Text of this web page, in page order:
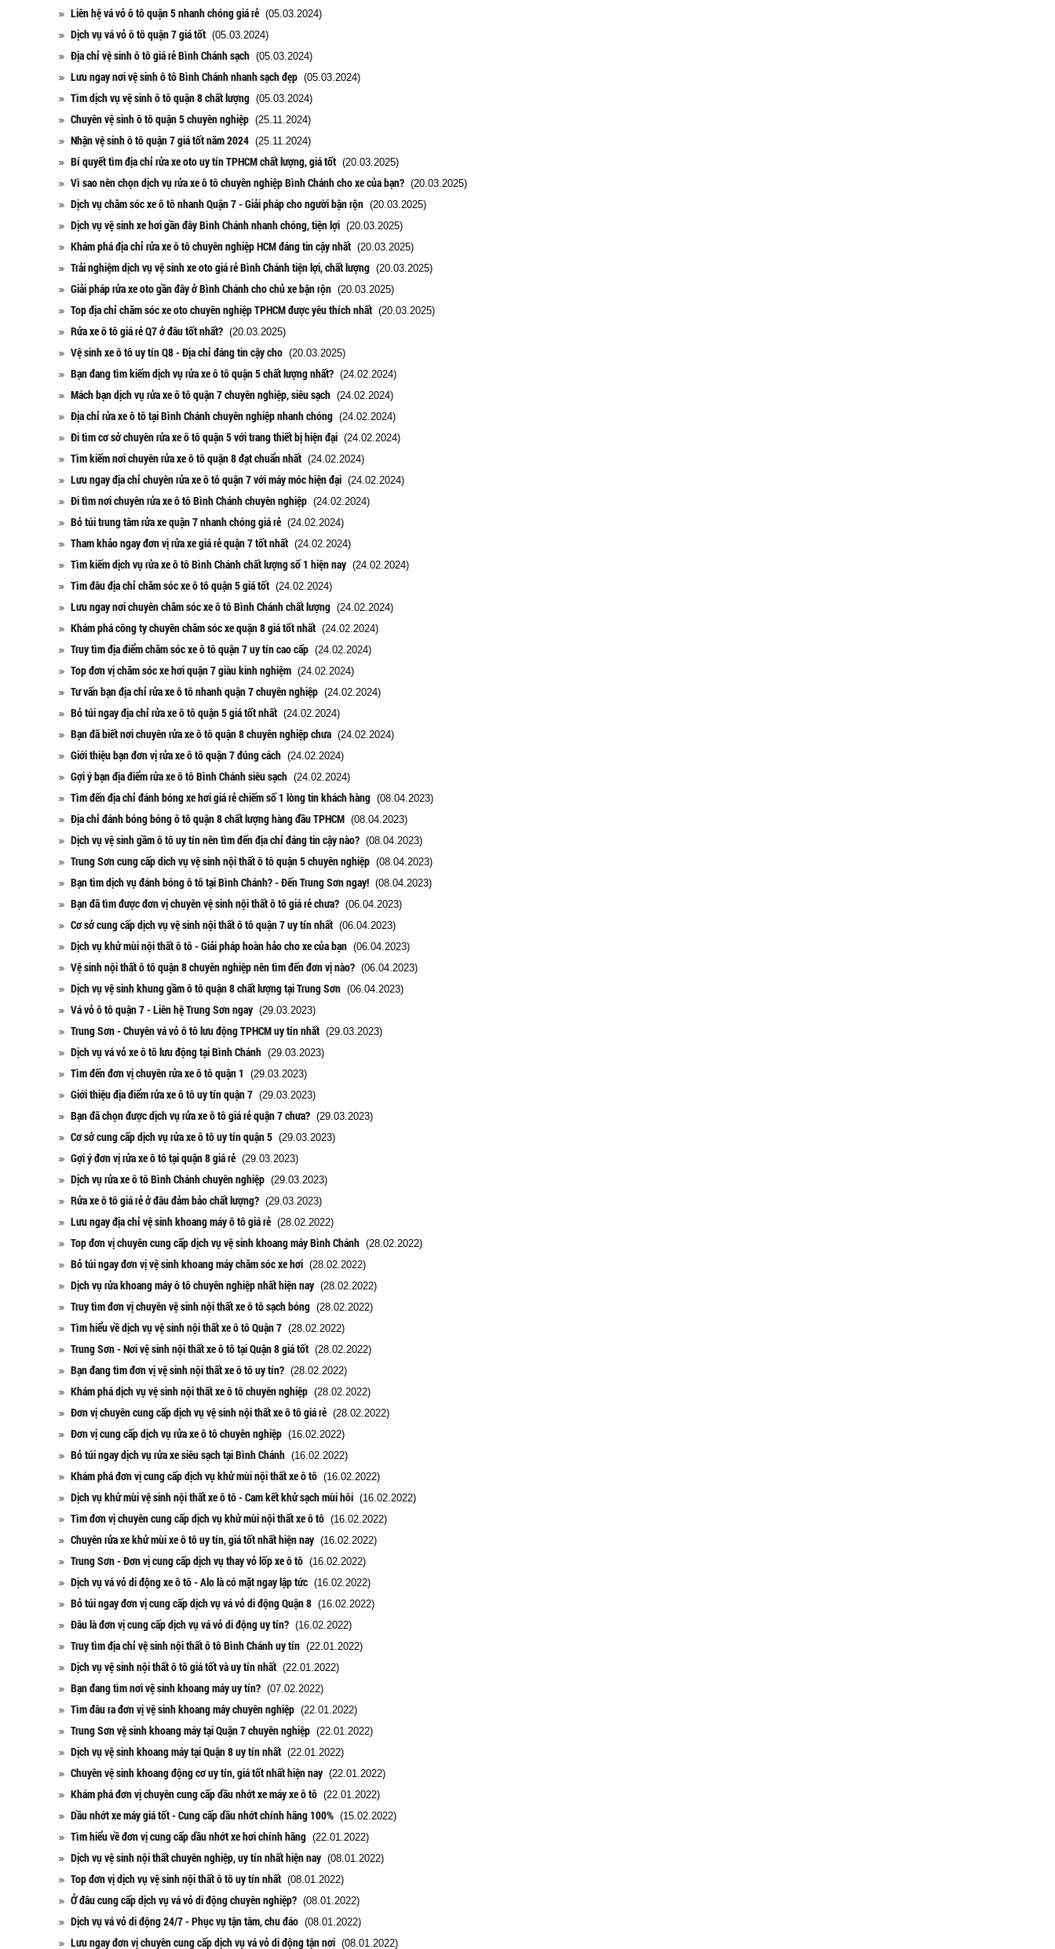
Liên hệ vá vỏ ô tô quận 5 nhanh chóng giá rẻ(05.03.2024)
Dịch vụ vá vỏ ô tô quận 7 giá tốt(05.03.2024)
Địa chỉ vệ sinh ô tô giá rẻ Bình Chánh sạch(05.03.2024)
Lưu ngay nơi vệ sinh ô tô Bình Chánh nhanh sạch đẹp(05.03.2024)
Tìm dịch vụ vệ sinh ô tô quận 8 chất lượng(05.03.2024)
Chuyên vệ sinh ô tô quận 5 chuyên nghiệp(25.11.2024)
Nhận vệ sinh ô tô quận 7 giá tốt năm 2024(25.11.2024)
Bí quyết tìm địa chỉ rửa xe oto uy tín TPHCM chất lượng, giá tốt(20.03.2025)
Vì sao nên chọn dịch vụ rửa xe ô tô chuyên nghiệp Bình Chánh cho xe của bạn?(20.03.2025)
Dịch vụ chăm sóc xe ô tô nhanh Quận 7 - Giải pháp cho người bận rộn(20.03.2025)
Dịch vụ vệ sinh xe hơi gần đây Bình Chánh nhanh chóng, tiện lợi(20.03.2025)
Khám phá địa chỉ rửa xe ô tô chuyên nghiệp HCM đáng tin cậy nhất(20.03.2025)
Trải nghiệm dịch vụ vệ sinh xe oto giá rẻ Bình Chánh tiện lợi, chất lượng(20.03.2025)
Giải pháp rửa xe oto gần đây ở Bình Chánh cho chủ xe bận rộn(20.03.2025)
Top địa chỉ chăm sóc xe oto chuyên nghiệp TPHCM được yêu thích nhất(20.03.2025)
Rửa xe ô tô giá rẻ Q7 ở đâu tốt nhất?(20.03.2025)
Vệ sinh xe ô tô uy tín Q8 - Địa chỉ đáng tin cậy cho(20.03.2025)
Bạn đang tìm kiếm dịch vụ rửa xe ô tô quận 5 chất lượng nhất?(24.02.2024)
Mách bạn dịch vụ rửa xe ô tô quận 7 chuyên nghiệp, siêu sạch(24.02.2024)
Địa chỉ rửa xe ô tô tại Bình Chánh chuyên nghiệp nhanh chóng(24.02.2024)
Đi tìm cơ sở chuyên rửa xe ô tô quận 5 với trang thiết bị hiện đại(24.02.2024)
Tìm kiếm nơi chuyên rửa xe ô tô quận 8 đạt chuẩn nhất(24.02.2024)
Lưu ngay địa chỉ chuyên rửa xe ô tô quận 7 với máy móc hiện đại(24.02.2024)
Đi tìm nơi chuyên rửa xe ô tô Bình Chánh chuyên nghiệp(24.02.2024)
Bỏ túi trung tâm rửa xe quận 7 nhanh chóng giá rẻ(24.02.2024)
Tham khảo ngay đơn vị rửa xe giá rẻ quận 7 tốt nhất(24.02.2024)
Tìm kiếm dịch vụ rửa xe ô tô Bình Chánh chất lượng số 1 hiện nay(24.02.2024)
Tìm đâu địa chỉ chăm sóc xe ô tô quận 5 giá tốt(24.02.2024)
Lưu ngay nơi chuyên chăm sóc xe ô tô Bình Chánh chất lượng(24.02.2024)
Khám phá công ty chuyên chăm sóc xe quận 8 giá tốt nhất(24.02.2024)
Truy tìm địa điểm chăm sóc xe ô tô quận 7 uy tín cao cấp(24.02.2024)
Top đơn vị chăm sóc xe hơi quận 7 giàu kinh nghiệm(24.02.2024)
Tư vấn bạn địa chỉ rửa xe ô tô nhanh quận 7 chuyên nghiệp(24.02.2024)
Bỏ túi ngay địa chỉ rửa xe ô tô quận 5 giá tốt nhất(24.02.2024)
Bạn đã biết nơi chuyên rửa xe ô tô quận 8 chuyên nghiệp chưa(24.02.2024)
Giới thiệu bạn đơn vị rửa xe ô tô quận 7 đúng cách(24.02.2024)
Gợi ý bạn địa điểm rửa xe ô tô Bình Chánh siêu sạch(24.02.2024)
Tìm đến địa chỉ đánh bóng xe hơi giá rẻ chiếm số 1 lòng tin khách hàng(08.04.2023)
Địa chỉ đánh bóng bóng ô tô quận 8 chất lượng hàng đầu TPHCM (08.04.2023)
Dịch vụ vệ sinh gầm ô tô uy tín nên tìm đến địa chỉ đáng tin cậy nào?(08.04.2023)
Trung Sơn cung cấp dich vụ vệ sinh nội thất ô tô quận 5 chuyên nghiệp(08.04.2023)
Bạn tìm dịch vụ đánh bóng ô tô tại Bình Chánh? - Đến Trung Sơn ngay!(08.04.2023)
Bạn đã tìm được đơn vị chuyên vệ sinh nội thất ô tô giá rẻ chưa?(06.04.2023)
Cơ sở cung cấp dịch vụ vệ sinh nội thất ô tô quận 7 uy tín nhất(06.04.2023)
Dịch vụ khử mùi nội thất ô tô - Giải pháp hoàn hảo cho xe của bạn(06.04.2023)
Vệ sinh nội thất ô tô quận 8 chuyên nghiệp nên tìm đến đơn vị nào?(06.04.2023)
Dịch vụ vệ sinh khung gầm ô tô quận 8 chất lượng tại Trung Sơn(06.04.2023)
Vá vỏ ô tô quận 7 - Liên hệ Trung Sơn ngay(29.03.2023)
Trung Sơn - Chuyên vá vỏ ô tô lưu động TPHCM uy tín nhất(29.03.2023)
Dịch vụ vá vỏ xe ô tô lưu động tại Bình Chánh(29.03.2023)
Tìm đến đơn vị chuyên rửa xe ô tô quận 1 (29.03.2023)
Giới thiệu địa điểm rửa xe ô tô uy tín quận 7(29.03.2023)
Bạn đã chọn được dịch vụ rửa xe ô tô giá rẻ quận 7 chưa?(29.03.2023)
Cơ sở cung cấp dịch vụ rửa xe ô tô uy tín quận 5(29.03.2023)
Gợi ý đơn vị rửa xe ô tô tại quận 8 giá rẻ(29.03.2023)
Dịch vụ rửa xe ô tô Bình Chánh chuyên nghiệp(29.03.2023)
Rửa xe ô tô giá rẻ ở đâu đảm bảo chất lượng?(29.03.2023)
Lưu ngay địa chỉ vệ sinh khoang máy ô tô giá rẻ(28.02.2022)
Top đơn vị chuyên cung cấp dịch vụ vệ sinh khoang máy Bình Chánh(28.02.2022)
Bỏ túi ngay đơn vị vệ sinh khoang máy chăm sóc xe hơi(28.02.2022)
Dịch vụ rửa khoang máy ô tô chuyên nghiệp nhất hiện nay(28.02.2022)
Truy tìm đơn vị chuyên vệ sinh nội thất xe ô tô sạch bóng(28.02.2022)
Tìm hiểu về dịch vụ vệ sinh nội thất xe ô tô Quận 7(28.02.2022)
Trung Sơn - Nơi vệ sinh nội thất xe ô tô tại Quận 8 giá tốt(28.02.2022)
Bạn đang tìm đơn vị vệ sinh nội thất xe ô tô uy tín?(28.02.2022)
Khám phá dịch vụ vệ sinh nội thất xe ô tô chuyên nghiệp(28.02.2022)
Đơn vị chuyên cung cấp dịch vụ vệ sinh nội thất xe ô tô giá rẻ(28.02.2022)
Đơn vị cung cấp dịch vụ rửa xe ô tô chuyên nghiệp(16.02.2022)
Bỏ túi ngay dịch vụ rửa xe siêu sạch tại Bình Chánh(16.02.2022)
Khám phá đơn vị cung cấp dịch vụ khử mùi nội thất xe ô tô(16.02.2022)
Dịch vụ khử mùi vệ sinh nội thất xe ô tô - Cam kết khử sạch mùi hôi(16.02.2022)
Tìm đơn vị chuyên cung cấp dịch vụ khử mùi nội thất xe ô tô(16.02.2022)
Chuyên rửa xe khử mùi xe ô tô uy tín, giá tốt nhất hiện nay(16.02.2022)
Trung Sơn - Đơn vị cung cấp dịch vụ thay vỏ lốp xe ô tô(16.02.2022)
Dịch vụ vá vỏ di động xe ô tô - Alo là có mặt ngay lập tức(16.02.2022)
Bỏ túi ngay đơn vị cung cấp dịch vụ vá vỏ di động Quận 8(16.02.2022)
Đâu là đơn vị cung cấp dịch vụ vá vỏ di động uy tín?(16.02.2022)
Truy tìm địa chỉ vệ sinh nội thất ô tô Bình Chánh uy tín(22.01.2022)
Dịch vụ vệ sinh nội thất ô tô giá tốt và uy tín nhất(22.01.2022)
Bạn đang tìm nơi vệ sinh khoang máy uy tín?(07.02.2022)
Tìm đâu ra đơn vị vệ sinh khoang máy chuyên nghiệp(22.01.2022)
Trung Sơn vệ sinh khoang máy tại Quận 7 chuyên nghiệp(22.01.2022)
Dịch vụ vệ sinh khoang máy tại Quận 8 uy tín nhất(22.01.2022)
Chuyên vệ sinh khoang động cơ uy tín, giá tốt nhất hiện nay(22.01.2022)
Khám phá đơn vị chuyên cung cấp dầu nhớt xe máy xe ô tô(22.01.2022)
Dầu nhớt xe máy giá tốt - Cung cấp dầu nhớt chính hãng 100%(15.02.2022)
Tìm hiểu về đơn vị cung cấp dầu nhớt xe hơi chính hãng(22.01.2022)
Dịch vụ vệ sinh nội thất chuyên nghiệp, uy tín nhất hiện nay(08.01.2022)
Top đơn vị dịch vụ vệ sinh nội thất ô tô uy tín nhất(08.01.2022)
Ở đâu cung cấp dịch vụ vá vỏ di động chuyên nghiệp?(08.01.2022)
Dịch vụ vá vỏ di động 24/7 - Phục vụ tận tâm, chu đáo(08.01.2022)
Lưu ngay đơn vị chuyên cung cấp dịch vụ vá vỏ di động tận nơi(08.01.2022)